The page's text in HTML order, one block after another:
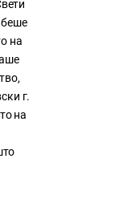
беше
на
г.
на